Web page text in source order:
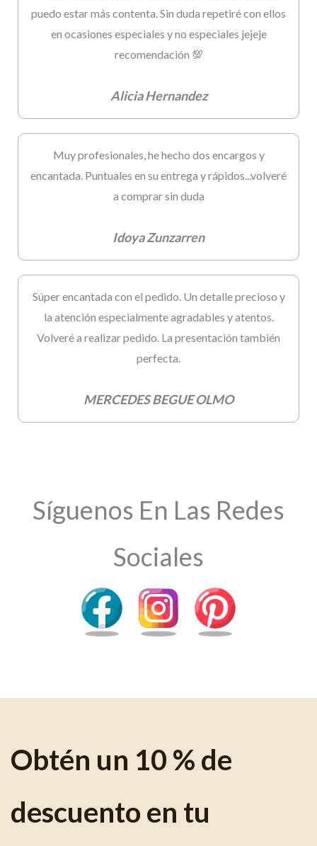
puedo estar más contenta. Sin duda repetiré con ellos
en ocasiones especiales y no especiales jejeje
recomendación 💯
Alicia Hernandez
Muy profesionales, he hecho dos encargos y
encantada. Puntuales en su entrega y rápidos...volveré
a comprar sin duda
Idoya Zunzarren
Súper encantada con el pedido. Un detalle precioso y
la atención especialmente agradables y atentos.
Volveré a realizar pedido. La presentación también
perfecta.
MERCEDES BEGUE OLMO
Síguenos En Las Redes
Sociales
Obtén un 10 % de
descuento en tu